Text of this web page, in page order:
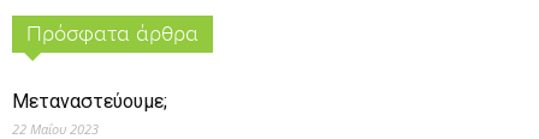
Πρόσφατα άρθρα
Μεταναστεύουμε;
22 Μαΐου 2023